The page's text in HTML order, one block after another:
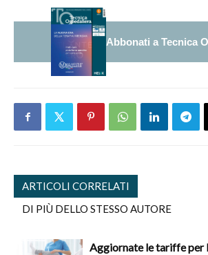
Abbonati a Tecnica
ARTICOLI CORRELATI
DI PIÙ DELLO STESSO AUTORE
Aggiornate le tariffe per